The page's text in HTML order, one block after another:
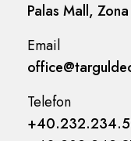
Palas Mall,
Email
Telefon